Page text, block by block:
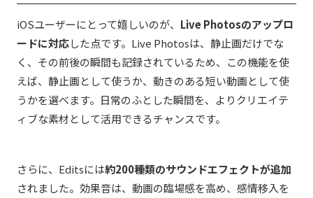
iOSユーザーにとって嬉しいのが、 Live Photosのアップロ
ードに対応した点です。Live Photosは、静止画だけでな
く、その前後の瞬間も記録されているため、この機能を使
えば、静止画として使うか、動きのある短い動画として使
うかを選べます。日常のふとした瞬間を、よりクリエイテ
ィブな素材として活用できるチャンスです。
さらに、Editsには約200種類のサウンドエフェクトが追加
されました。効果音は、動画の臨場感を高め、感情移入を